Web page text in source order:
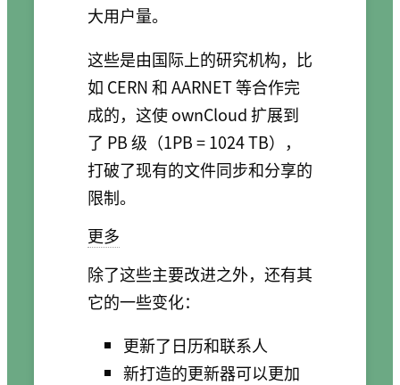
大用户量。
这些是由国际上的研究机构，比
如 CERN 和 AARNET 等合作完
成的，这使 ownCloud 扩展到
了 PB 级（1PB = 1024 TB），
打破了现有的文件同步和分享的
限制。
更多
除了这些主要改进之外，还有其
它的一些变化：
更新了日历和联系人
新打造的更新器可以更加